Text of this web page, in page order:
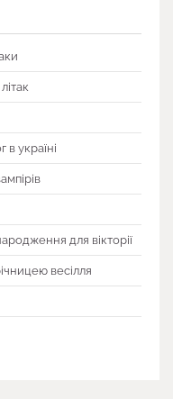
в україні
для вікторії
весілля